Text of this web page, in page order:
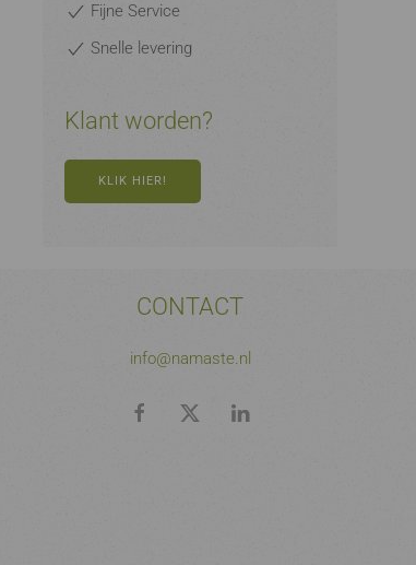
Fijne Service
Snelle levering
Klant worden?
KLIK HIER!
CONTACT
info@namaste.nl